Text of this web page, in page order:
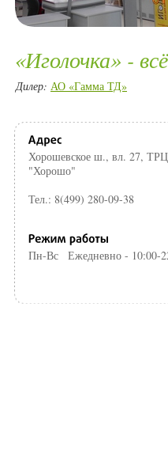
«Иголочка» -
Дилер: АО «Гамма ТД»
Хорошевское ш., вл. 27, ТРЦ
"Хорошо"
Тел.: 8(499) 280-09-38
Пн-Вс Ежедневно - 10:00-